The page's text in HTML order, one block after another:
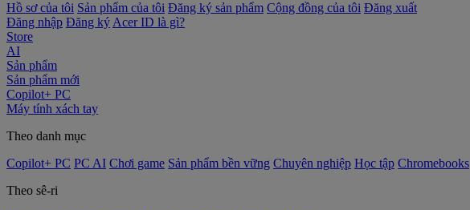
Hồ sơ của tôi Sản phẩm của tôi Đăng ký sản phẩm Cộng đồng của tôi Đăng xuất
Đăng nhập Đăng ký Acer ID là gì?
Store
AI
Sản phẩm
Sản phẩm mới
Copilot+ PC
Máy tính xách tay
Theo danh mục
Copilot+ PC PC AI Chơi game Sản phẩm bền vững Chuyên nghiệp Học tập Chromebooks
Theo sê-ri